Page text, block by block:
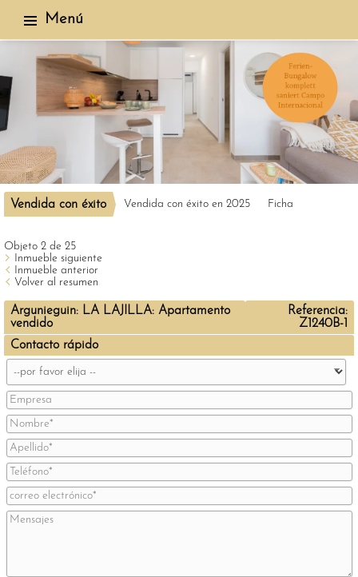
Menú
Vendida con éxito Vendida con éxito en 2025 Ficha
Objeto 2 de 25
Inmueble siguiente
Inmueble anterior
Volver al resumen
Argunieguin: LA LAJILLA: Apartamento
vendido
Referencia:
Z1240B-1
Contacto rápido